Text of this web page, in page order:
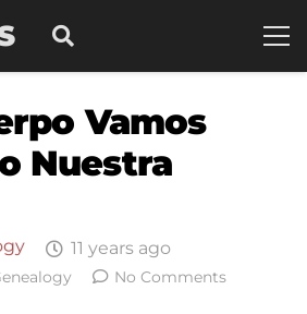
Vamos
Nuestra
11 years ago
No Comments